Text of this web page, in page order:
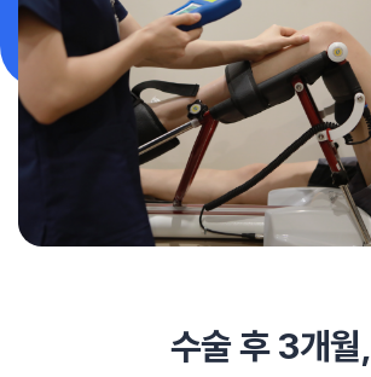
수술 후 3개월,